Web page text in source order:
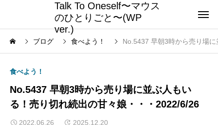
Talk To Oneself〜マウス
のひとりごと〜(WP
ver.)
ブログ 食べよう！ No.5437 早朝3時から売り場
食べよう！
No.5437 早朝3時から売り場に並ぶ人もい
る！売り切れ続出の甘々娘・・・2022/6/26
2022.06.26 2025.12.20